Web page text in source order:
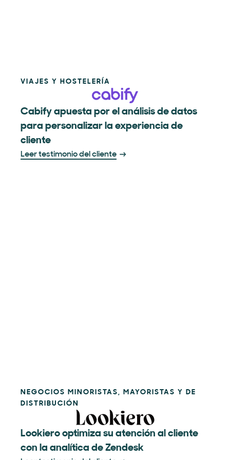
VIAJES Y HOSTELERÍA
Cabify apuesta por el análisis de datos
para personalizar la experiencia de
cliente
Leer testimonio del cliente
NEGOCIOS MINORISTAS, MAYORISTAS Y DE
DISTRIBUCIÓN
Lookiero optimiza su atención al cliente
con la analítica de Zendesk